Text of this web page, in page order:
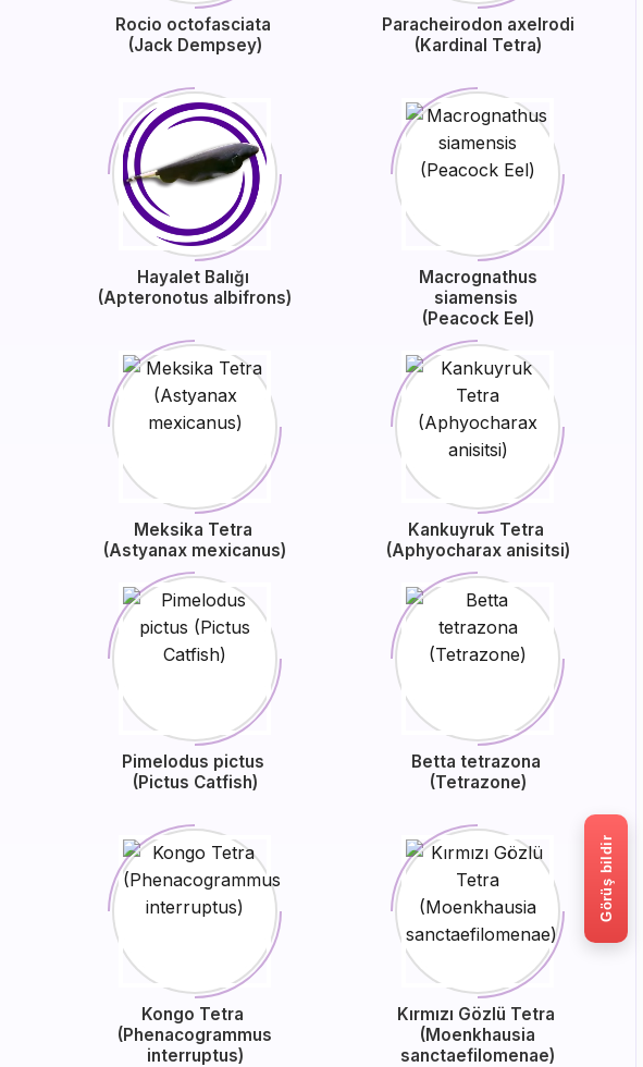
Rocio octofasciata
(Jack Dempsey)
Paracheirodon axelrodi
(Kardinal Tetra)
Hayalet Balığı
(Apteronotus albifrons)
Macrognathus
siamensis
(Peacock Eel)
Meksika Tetra
(Astyanax mexicanus)
Kankuyruk Tetra
(Aphyocharax anisitsi)
Pimelodus pictus
(Pictus Catfish)
Betta tetrazona
(Tetrazone)
Kongo Tetra
(Phenacogrammus
interruptus)
Kırmızı Gözlü Tetra
(Moenkhausia
sanctaefilomenae)
Görüş bildir